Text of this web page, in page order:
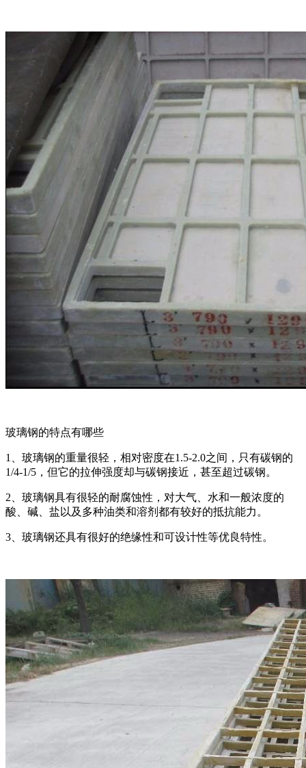
玻璃钢的特点有哪些
1、玻璃钢的重量很轻，相对密度在1.5-2.0之间，只有碳钢的
1/4-1/5，但它的拉伸强度却与碳钢接近，甚至超过碳钢。
2、玻璃钢具有很轻的耐腐蚀性，对大气、水和一般浓度的
酸、碱、盐以及多种油类和溶剂都有较好的抵抗能力。
3、玻璃钢还具有很好的绝缘性和可设计性等优良特性。